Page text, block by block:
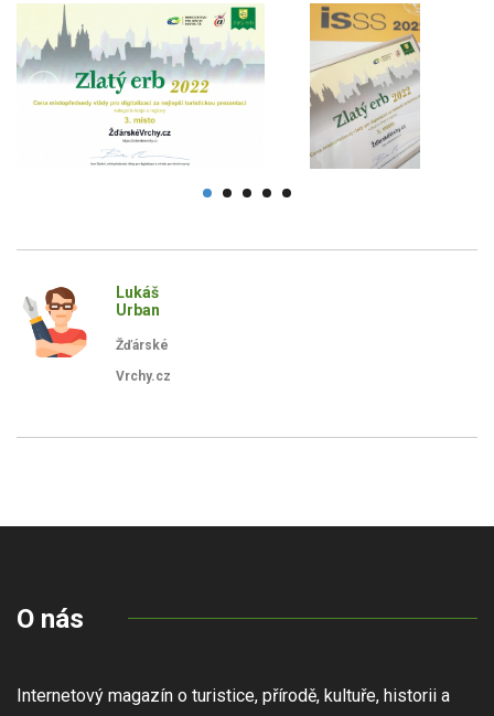
Lukáš
Urban
Žďárské
Vrchy.cz
O nás
Internetový magazín o turistice, přírodě, kultuře, historii a